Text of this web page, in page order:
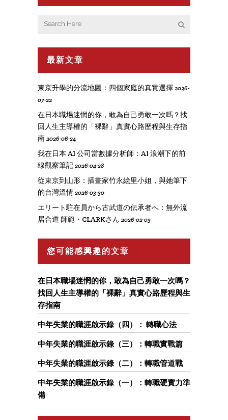
最新文章
東京升學的分流地圖：四個家庭的真實選擇 2026-
07-22
在日本職場迷惘的你，敢為自己勇敢一次嗎？找
回人生主導權的「裸辭」真實心路歷程與生存指
南 2026-06-24
我在日本 AI 公司當數據分析師：AI 浪潮下的前
線觀察筆記 2026-04-28
從東京到山形：插畫家竹永絵里小姐，與她筆下
的台灣溫情 2026-03-30
エリート駐在員から古武道の伝承者へ：無外流
居合道 師範・CLARKさん 2026-02-03
您可能感興趣的文章
在日本職場迷惘的你，敢為自己勇敢一次嗎？
找回人生主導權的「裸辭」真實心路歷程與生
存指南
中年失業的職涯啟示錄（四）： 轉職心法
中年失業的職涯啟示錄（三）：轉職實戰篇
中年失業的職涯啟示錄（二）：轉職管道戰
中年失業的職涯啟示錄（一）：轉職硬實力準
備